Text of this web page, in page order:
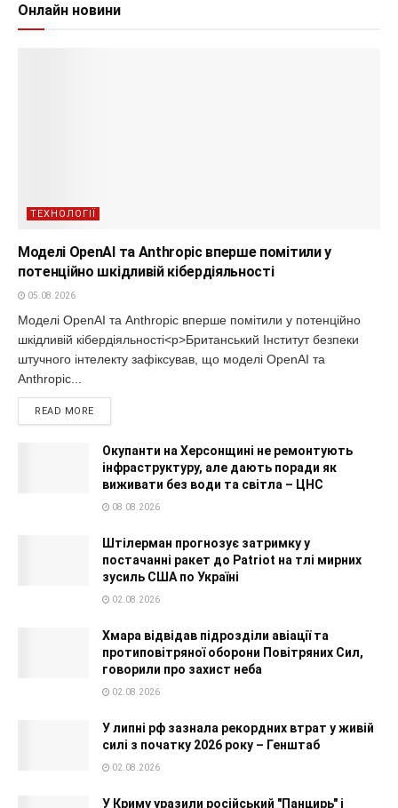
Онлайн новини
ТЕХНОЛОГІЇ
Моделі OpenAI та Anthropic вперше помітили у
потенційно шкідливій кібердіяльності
05.08.2026
Моделі OpenAI та Anthropic вперше помітили у потенційно
шкідливій кібердіяльності<p>Британський Інститут безпеки
штучного інтелекту зафіксував, що моделі OpenAI та
Anthropic...
READ MORE
Окупанти на Херсонщині не ремонтують
інфраструктуру, але дають поради як
виживати без води та світла – ЦНС
08.08.2026
Штілерман прогнозує затримку у
постачанні ракет до Patriot на тлі мирних
зусиль США по Україні
02.08.2026
Хмара відвідав підрозділи авіації та
протиповітряної оборони Повітряних Сил,
говорили про захист неба
02.08.2026
У липні рф зазнала рекордних втрат у живій
силі з початку 2026 року – Генштаб
02.08.2026
У Криму уразили російський "Панцирь" і